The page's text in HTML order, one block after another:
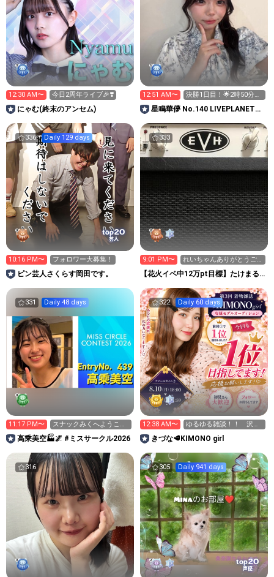
12:30 AM〜 今日2周年ライブ🎉❣️
にゃむ(終末のアンセム)
12:51 AM〜
決勝1日目！🌟2時50分ま
で‼️
星鳴華儚 No.140 LIVEPLANET新
336 Daily 129 days
top20
芸人
10:16 PM〜 フォロワー大募集！
ピン芸人さくらす岡田です。
333
9:01 PM〜
れいちゃんありがとうご
ざいます〜
【花火イベ中12万pt目標】たけまる
331 Daily 48 days
11:17 PM〜
スナックみくへようこ
そ。赤松組二次会中
高乘美空🏭🌌 #ミスサークル2026
322 Daily 60 days
12:38 AM〜
ゆるゆる雑談！！ 沢山
話しましょう〜
きづな🥩KIMONO girl
316 305 Daily 941 days
top20
声優